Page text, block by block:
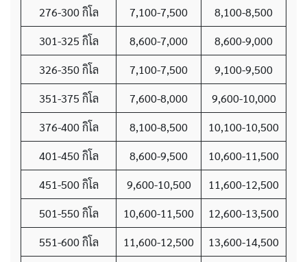
276-300 กิโล
7,100-7,500
8,100-8,500
301-325 กิโล
8,600-7,000
8,600-9,000
326-350 กิโล
7,100-7,500
9,100-9,500
351-375 กิโล
7,600-8,000
9,600-10,000
376-400 กิโล
8,100-8,500
10,100-10,500
401-450 กิโล
8,600-9,500
10,600-11,500
451-500 กิโล
9,600-10,500
11,600-12,500
501-550 กิโล
10,600-11,500
12,600-13,500
551-600 กิโล
11,600-12,500
13,600-14,500